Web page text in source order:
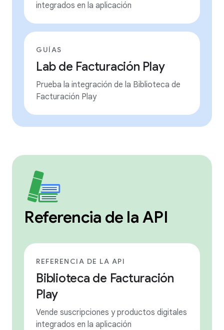
integrados en la aplicación
GUÍAS
Lab de Facturación Play
Prueba la integración de la Biblioteca de
Facturación Play
Referencia de la API
REFERENCIA DE LA API
Biblioteca de Facturación
Play
Vende suscripciones y productos digitales
integrados en la aplicación